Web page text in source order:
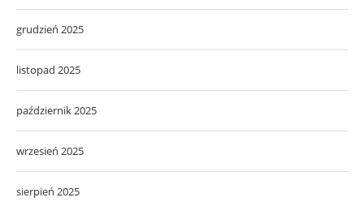
grudzień 2025
listopad 2025
październik 2025
wrzesień 2025
sierpień 2025